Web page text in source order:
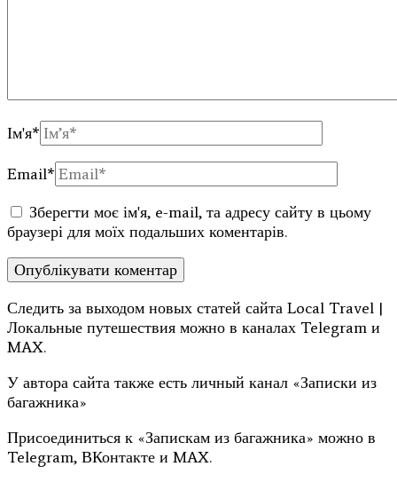
Ім'я*
Email*
Зберегти моє ім'я, e-mail, та адресу сайту в цьому
браузері для моїх подальших коментарів.
Следить за выходом новых статей сайта Local Travel |
Локальные путешествия можно в каналах Telegram и
MAX.
У автора сайта также есть личный канал «Записки из
багажника»
Присоединиться к «Запискам из багажника» можно в
Telegram, ВКонтакте и MAX.